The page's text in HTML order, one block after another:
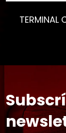
TERMINAL